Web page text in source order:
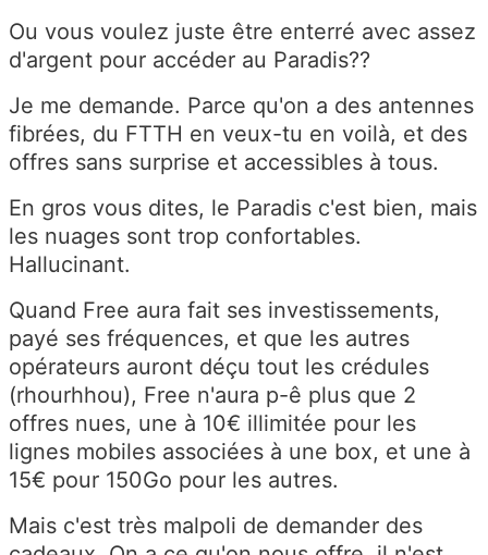
Ou vous voulez juste être enterré avec assez
d'argent pour accéder au Paradis??
Je me demande. Parce qu'on a des antennes
fibrées, du FTTH en veux-tu en voilà, et des
offres sans surprise et accessibles à tous.
En gros vous dites, le Paradis c'est bien, mais
les nuages sont trop confortables.
Hallucinant.
Quand Free aura fait ses investissements,
payé ses fréquences, et que les autres
opérateurs auront déçu tout les crédules
(rhourhhou), Free n'aura p-ê plus que 2
offres nues, une à 10€ illimitée pour les
lignes mobiles associées à une box, et une à
15€ pour 150Go pour les autres.
Mais c'est très malpoli de demander des